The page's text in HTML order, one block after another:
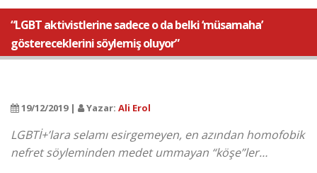
“LGBT aktivistlerine sadece o da belki ‘müsamaha’
göstereceklerini söylemiş oluyor”
19/12/2019 | Yazar: Ali Erol
LGBTİ+’lara selamı esirgemeyen, en azından homofobik
nefret söyleminden medet ummayan “köşe”ler…